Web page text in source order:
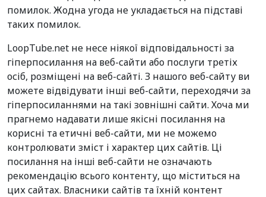
помилок. Жодна угода не укладається на підставі
таких помилок.
LoopTube.net не несе ніякої відповідальності за
гіперпосилання на веб-сайти або послуги третіх
осіб, розміщені на веб-сайті. З нашого веб-сайту ви
можете відвідувати інші веб-сайти, переходячи за
гіперпосиланнями на такі зовнішні сайти. Хоча ми
прагнемо надавати лише якісні посилання на
корисні та етичні веб-сайти, ми не можемо
контролювати зміст і характер цих сайтів. Ці
посилання на інші веб-сайти не означають
рекомендацію всього контенту, що міститься на
цих сайтах. Власники сайтів та їхній контент